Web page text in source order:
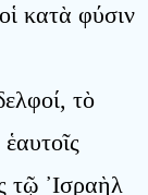
κατὰ φύσιν
τὸ
τῷ ᾿Ισραὴλ